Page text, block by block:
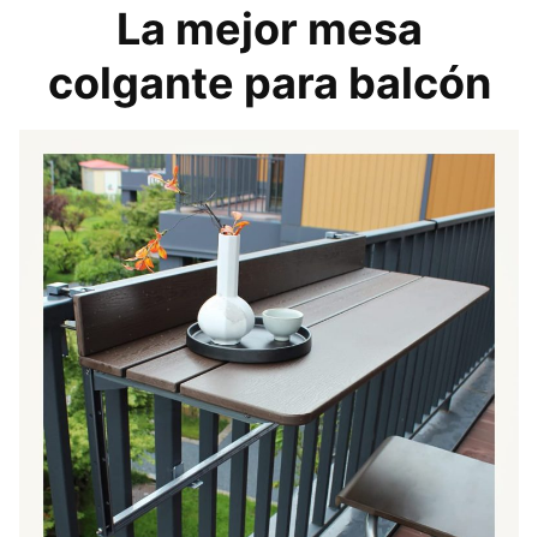
La mejor mesa
colgante para balcón